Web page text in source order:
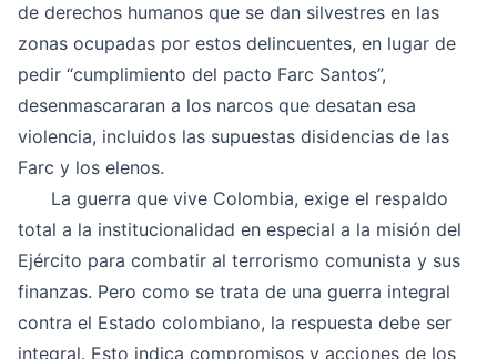
de derechos humanos que se dan silvestres en las
zonas ocupadas por estos delincuentes, en lugar de
pedir “cumplimiento del pacto Farc Santos”,
desenmascararan a los narcos que desatan esa
violencia, incluidos las supuestas disidencias de las
Farc y los elenos.
La guerra que vive Colombia, exige el respaldo
total a la institucionalidad en especial a la misión del
Ejército para combatir al terrorismo comunista y sus
finanzas. Pero como se trata de una guerra integral
contra el Estado colombiano, la respuesta debe ser
integral. Esto indica compromisos y acciones de los